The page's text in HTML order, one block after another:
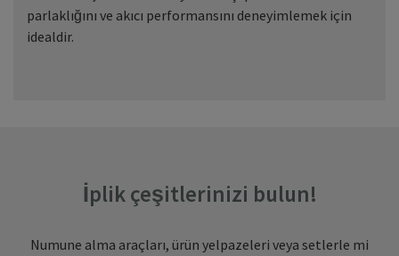
parlaklığını ve akıcı performansını deneyimlemek için
idealdir.
İplik çeşitlerinizi bulun!
Numune alma araçları, ürün yelpazeleri veya setlerle mi